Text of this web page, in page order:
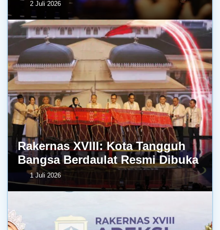
2 Juli 2026
Rakernas XVIII: Kota Tangguh
Bangsa Berdaulat Resmi Dibuka
1 Juli 2026